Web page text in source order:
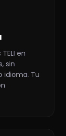
en
sin
idioma. Tu